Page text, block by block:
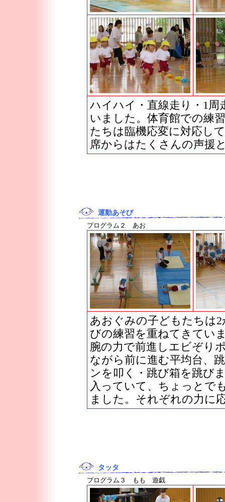
ハイハイ・直線走り・1
いました。体育館での練
たちは臨機応変に対応し
席からはたくさんの声援
運動あそび
プログラム２ あお
あおぐみの子どもたちは
びの練習を重ねてきてい
腕の力で前進しエビぞり
ながら前に進む平均台、
ンを叩く・跳び箱を跳び
入っていて、ちょっとで
ました。それぞれの力に
タッタ
プログラム３ もも 遊戯